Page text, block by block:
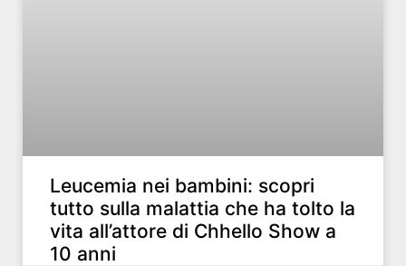
Leucemia nei bambini: scopri
tutto sulla malattia che ha tolto la
vita all’attore di Chhello Show a
10 anni